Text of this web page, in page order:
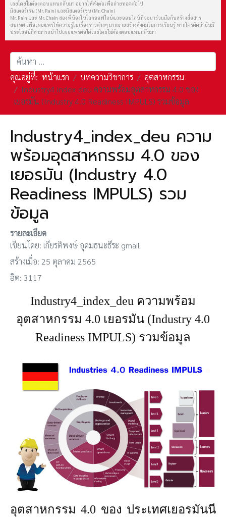
เลยโดยไม่ต้องตอบแทนกลับมา อยากให้ส่งต่อเพื่อถ่ายทอดต่อไป
มิสเตอร์เรน (Mr. Rain) และมิสเตอร์เชน (Mr. Chain)
Mr. Rain และ Mr. Chain สองพี่น้องในโลกออฟไลน์และออนไลน์ที่จะมาร่วมมือกันสร้างสื่อสาร
สนเทศ เพื่อเผยแพร่ให้ความรู้ในเรื่องราวต่างๆ มากมายสร้างสังคมในการเรียนรู้ หากใครคิดว่ามันมี
ประโยชน์ก็สามารถนำไปเผยแพร่ต่อได้เลยโดยไม่ต้องตอบแทนกลับมา
การค้นหา
คุณอยู่ที่: หน้าแรก บทความวิชาการ
อุตสาหกรรม
Industry4_index_deu ความพร้อมอุตสาหกรรม 4.0 ของ
เยอรมัน (Industry 4.0 Readiness IMPULS) รวมข้อมูล
Industry4_index_deu ความ
พร้อมอุตสาหกรรม 4.0 ของ
เยอรมัน (Industry 4.0
Readiness IMPULS) รวม
ข้อมูล
รายละเอียด
เขียนโดย: เกียรติพงษ์ อุดมธนะธีระ gmail
สร้างเมื่อ: 25 ตุลาคม 2565
ฮิต: 3117
Industry4_index_deu ความพร้อม
อุตสาหกรรม 4.0 เยอรมัน (Industry 4.0
Readiness IMPULS) รวมข้อมูล
อุตสาหกรรม 4.0 ของ ประเทศเยอรมันนี